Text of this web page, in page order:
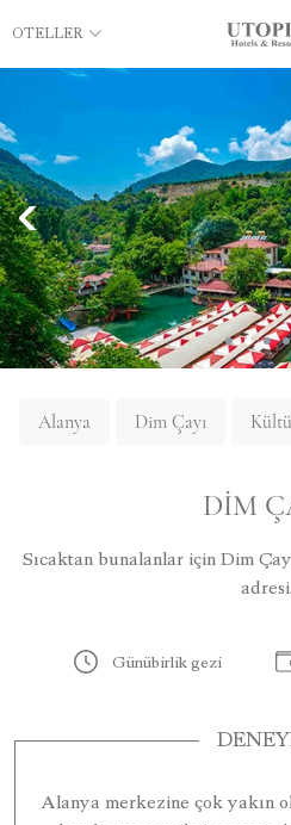
OTELLER
Alanya Dim Çayı
DIM
Sıcaktan bunalanlar için Dim
adresi.
Günübirlik gezi
Alanya merkezine çok yakın